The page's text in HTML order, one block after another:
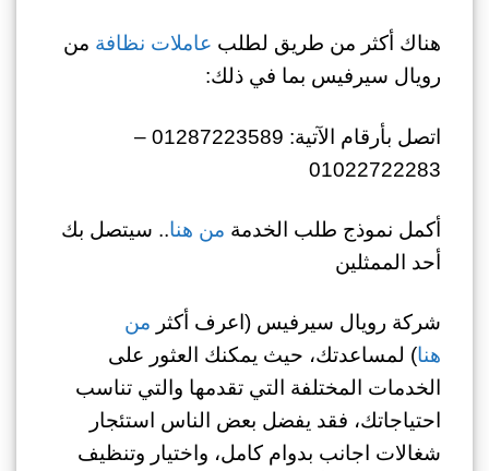
هناك أكثر من طريق لطلب عاملات نظافة من
رويال سيرفيس بما في ذلك:
اتصل بأرقام الآتية: 01287223589 –
01022722283
أكمل نموذج طلب الخدمة من هنا.. سيتصل بك
أحد الممثلين
شركة رويال سيرفيس (اعرف أكثر من
هنا) لمساعدتك، حيث يمكنك العثور على
الخدمات المختلفة التي تقدمها والتي تناسب
احتياجاتك، فقد يفضل بعض الناس استئجار
شغالات اجانب بدوام كامل، واختيار وتنظيف